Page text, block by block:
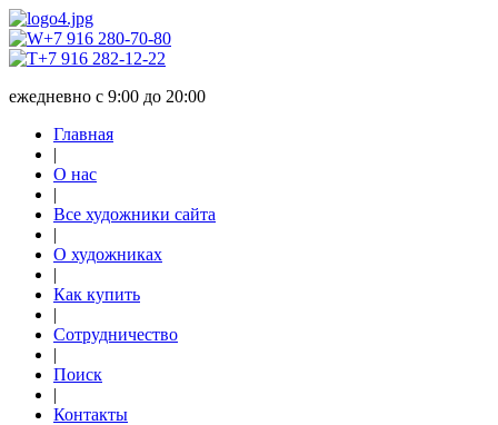
+7 916 280-70-80
+7 916 282-12-22
ежедневно с 9:00 до 20:00
Главная
|
О нас
|
Все художники сайта
|
О художниках
|
Как купить
|
Сотрудничество
|
Поиск
|
Контакты